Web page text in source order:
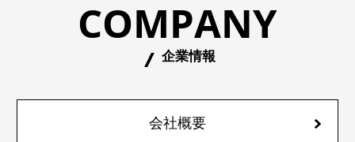
COMPANY
企業情報
会社概要